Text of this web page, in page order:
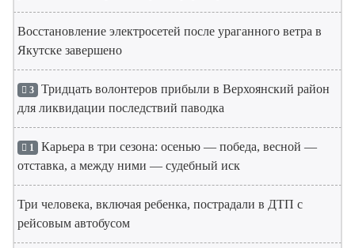
Восстановление электросетей после ураганного ветра в
Якутске завершено
3 Тридцать волонтеров прибыли в Верхоянский район
для ликвидации последствий паводка
1 Карьера в три сезона: осенью — победа, весной —
отставка, а между ними — судебный иск
Три человека, включая ребенка, пострадали в ДТП с
рейсовым автобусом